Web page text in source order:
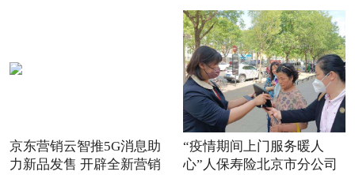
京东营销云智推5G消息助
力新品发售 开辟全新营销
“疫情期间上门服务暖人
心”人保寿险北京市分公司